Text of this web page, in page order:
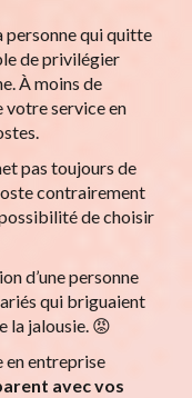
personne qui quitte
de privilégier
À moins de
votre service en
pas toujours de
contrairement
de choisir
d’une personne
qui briguaient
la jalousie. 😡
en entreprise
avec vos